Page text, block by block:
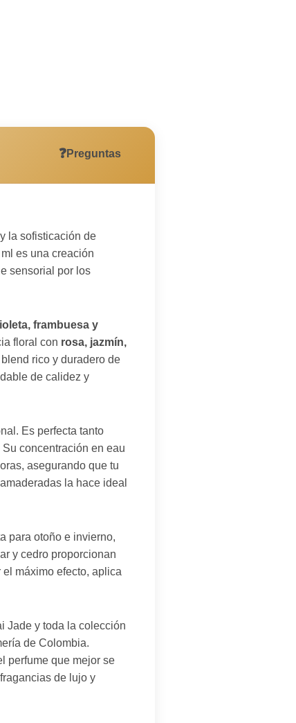
❓Preguntas
la sofisticación de
es una creación
sensorial por los
frambuesa y
floral con rosa, jazmín,
rico y duradero de
de calidez y
Es perfecta tanto
concentración en eau
asegurando que tu
la hace ideal
para otoño e invierno,
y cedro proporcionan
máximo efecto, aplica
Jade y toda la colección
de Colombia.
perfume que mejor se
de lujo y